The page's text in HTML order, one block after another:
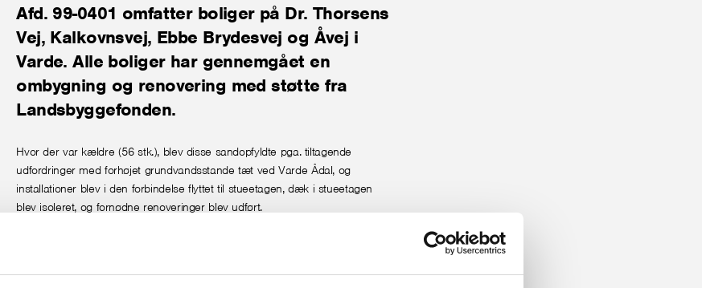
Afd. 99-0401 omfatter boliger på Dr. Thorsens
Vej, Kalkovnsvej, Ebbe Brydesvej og Åvej i
Varde. Alle boliger har gennemgået en
ombygning og renovering med støtte fra
Landsbyggefonden.
Hvor der var kældre (56 stk.), blev disse sandopfyldte pga. tiltagende
udfordringer med forhøjet grundvandsstande tæt ved Varde Ådal, og
installationer blev i den forbindelse flyttet til stueetagen, dæk i stueetagen
blev isoleret, og fornødne renoveringer blev udført.